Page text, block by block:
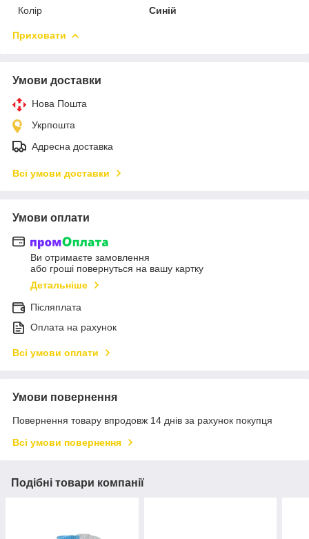
Колір
Синій
Приховати
Умови доставки
Нова Пошта
Укрпошта
Адресна доставка
Всі умови доставки
Умови оплати
Ви отримаєте замовлення
або гроші повернуться на вашу картку
Детальніше
Післяплата
Оплата на рахунок
Всі умови оплати
Умови повернення
Повернення товару впродовж 14 днів за рахунок покупця
Всі умови повернення
Подібні товари компанії